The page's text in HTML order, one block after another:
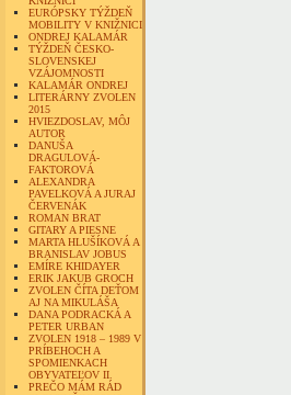
EURÓPSKY TÝŽDEŇ
MOBILITY V KNIŽNICI
ONDREJ KALAMÁR
TÝŽDEŇ ČESKO-
SLOVENSKEJ
VZÁJOMNOSTI
KALAMÁR ONDREJ
LITERÁRNY ZVOLEN
2015
HVIEZDOSLAV, MÔJ
AUTOR
DANUŠA
DRAGULOVÁ-
FAKTOROVÁ
ALEXANDRA
PAVELKOVÁ A JURAJ
ČERVENÁK
ROMAN BRAT
GITARY A PIESNE
MARTA HLUŠÍKOVÁ A
BRANISLAV JOBUS
EMÍRE KHIDAYER
ERIK JAKUB GROCH
ZVOLEN ČÍTA DEŤOM
AJ NA MIKULÁŠA
DANA PODRACKÁ A
PETER URBAN
ZVOLEN 1918 – 1989 V
PRÍBEHOCH A
SPOMIENKACH
OBYVATEĽOV II.
PREČO MÁM RÁD